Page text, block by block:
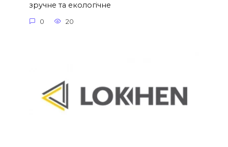
зручне та екологічне
0 20